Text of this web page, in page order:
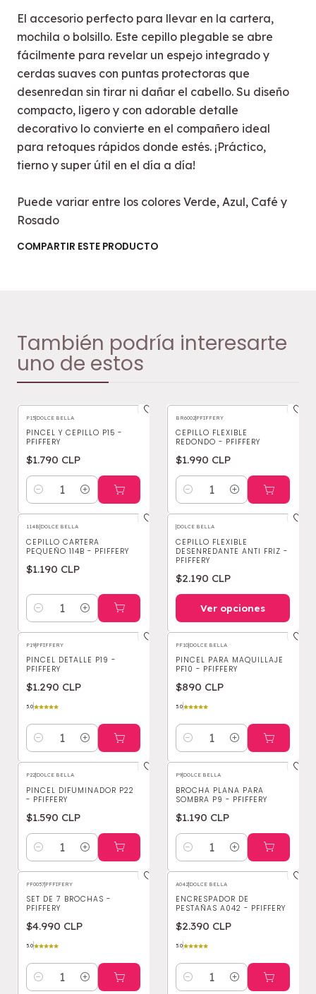
El accesorio perfecto para llevar en la cartera,
mochila o bolsillo. Este cepillo plegable se abre
fácilmente para revelar un espejo integrado y
cerdas suaves con puntas protectoras que
desenredan sin tirar ni dañar el cabello. Su diseño
compacto, ligero y con adorable detalle
decorativo lo convierte en el compañero ideal
para retoques rápidos donde estés. ¡Práctico,
tierno y super útil en el día a día!
Puede variar entre los colores Verde, Azul, Café y
Rosado
COMPARTIR ESTE PRODUCTO
También podría interesarte
uno de estos
P15|DOLCE BELLA
PINCEL Y CEPILLO P15 -
PFIFFERY
$1.790 CLP
Cantidad
BR6002|PFIFFERY
CEPILLO FLEXIBLE
REDONDO - PFIFFERY
$1.990 CLP
Cantidad
114B|DOLCE BELLA
CEPILLO CARTERA
PEQUEÑO 114B - PFIFFERY
$1.190 CLP
Cantidad
|DOLCE BELLA
CEPILLO FLEXIBLE
DESENREDANTE ANTI FRIZ -
PFIFFERY
$2.190 CLP
Ver opciones
P19|PFIFFERY
PINCEL DETALLE P19 -
PFIFFERY
$1.290 CLP
5.0
Cantidad
PF10|DOLCE BELLA
PINCEL PARA MAQUILLAJE
PF10 - PFIFFERY
$890 CLP
5.0
Cantidad
P22|DOLCE BELLA
PINCEL DIFUMINADOR P22
- PFIFFERY
$1.590 CLP
Cantidad
P9|DOLCE BELLA
BROCHA PLANA PARA
SOMBRA P9 - PFIFFERY
$1.190 CLP
Cantidad
PF0057|PFFIFERY
SET DE 7 BROCHAS -
PFIFFERY
$4.990 CLP
5.0
Cantidad
A042|DOLCE BELLA
ENCRESPADOR DE
PESTAÑAS A042 - PFIFFERY
$2.390 CLP
5.0
Cantidad